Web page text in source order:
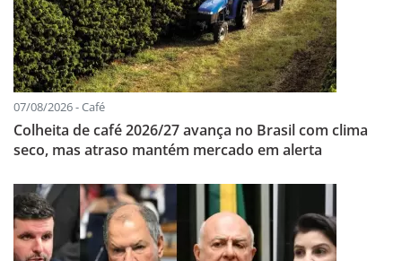
07/08/2026 - Café
Colheita de café 2026/27 avança no Brasil com clima
seco, mas atraso mantém mercado em alerta